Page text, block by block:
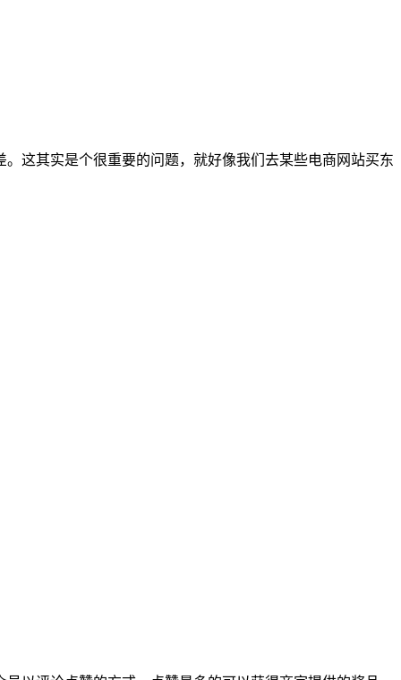
这其实是个很重要的问题，就好像我们去某些电商网站买东